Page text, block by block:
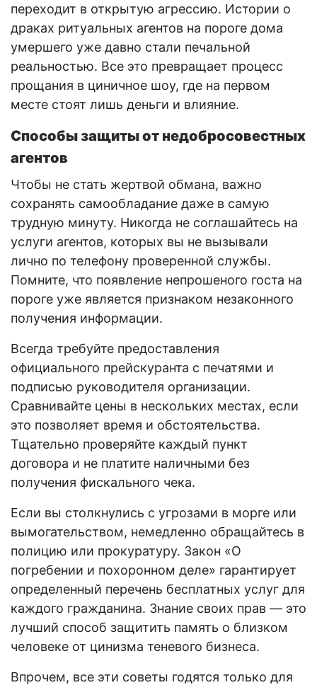
переходит в открытую агрессию. Истории о
драках ритуальных агентов на пороге дома
умершего уже давно стали печальной
реальностью. Все это превращает процесс
прощания в циничное шоу, где на первом
месте стоят лишь деньги и влияние.
Способы защиты от недобросовестных
агентов
Чтобы не стать жертвой обмана, важно
сохранять самообладание даже в самую
трудную минуту. Никогда не соглашайтесь на
услуги агентов, которых вы не вызывали
лично по телефону проверенной службы.
Помните, что появление непрошеного госта на
пороге уже является признаком незаконного
получения информации.
Всегда требуйте предоставления
официального прейскуранта с печатями и
подписью руководителя организации.
Сравнивайте цены в нескольких местах, если
это позволяет время и обстоятельства.
Тщательно проверяйте каждый пункт
договора и не платите наличными без
получения фискального чека.
Если вы столкнулись с угрозами в морге или
вымогательством, немедленно обращайтесь в
полицию или прокуратуру. Закон «О
погребении и похоронном деле» гарантирует
определенный перечень бесплатных услуг для
каждого гражданина. Знание своих прав — это
лучший способ защитить память о близком
человеке от цинизма теневого бизнеса.
Впрочем, все эти советы годятся только для